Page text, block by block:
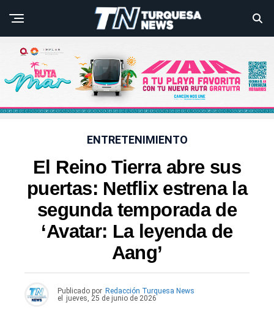
ENTRETENIMIENTO
El Reino Tierra abre sus
puertas: Netflix estrena la
segunda temporada de
‘Avatar: La leyenda de
Aang’
Publicado por Redacción Turquesa News
el
jueves, 25 de junio de 2026